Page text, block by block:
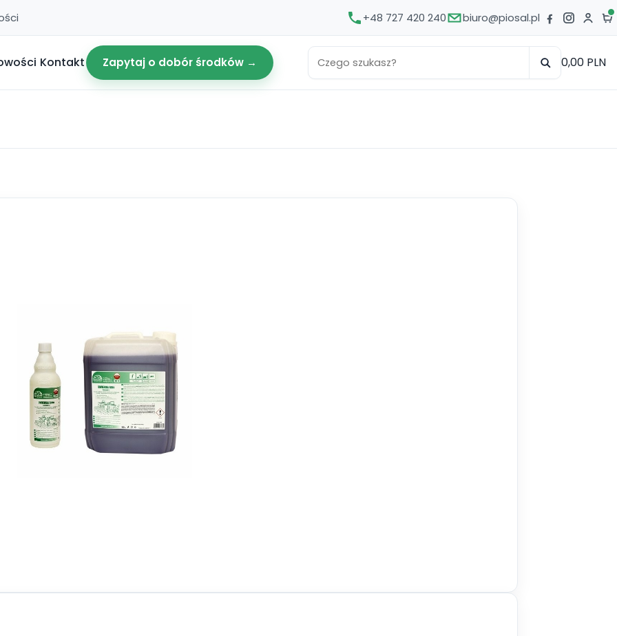
+48 727 420 240 biuro@piosal.pl
Kontakt Zapytaj o dobór środków → 0,00 PLN